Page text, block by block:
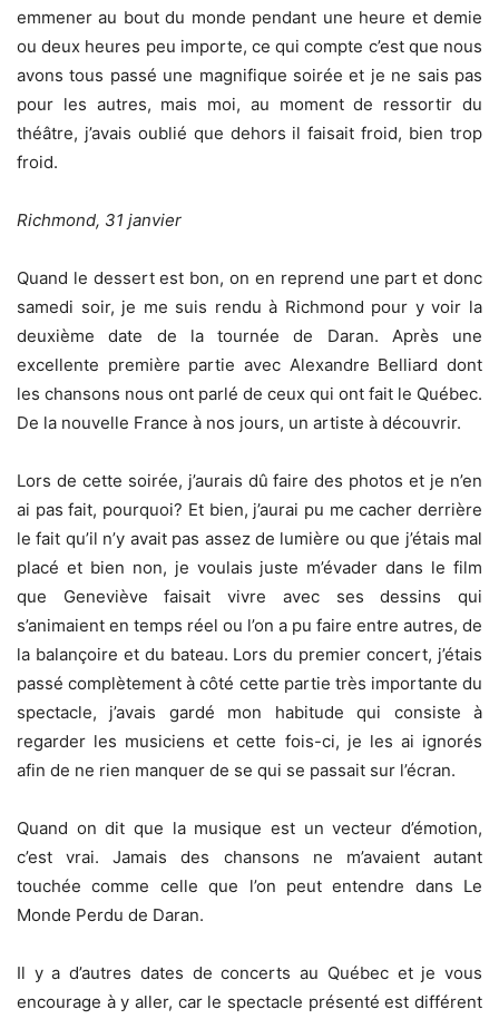
emmener au bout du monde pendant une heure et demie
ou deux heures peu importe, ce qui compte c’est que nous
avons tous passé une magnifique soirée et je ne sais pas
pour les autres, mais moi, au moment de ressortir du
théâtre, j’avais oublié que dehors il faisait froid, bien trop
froid.
Richmond, 31 janvier
Quand le dessert est bon, on en reprend une part et donc
samedi soir, je me suis rendu à Richmond pour y voir la
deuxième date de la tournée de Daran. Après une
excellente première partie avec Alexandre Belliard dont
les chansons nous ont parlé de ceux qui ont fait le Québec.
De la nouvelle France à nos jours, un artiste à découvrir.
Lors de cette soirée, j’aurais dû faire des photos et je n’en
ai pas fait, pourquoi? Et bien, j’aurai pu me cacher derrière
le fait qu’il n’y avait pas assez de lumière ou que j’étais mal
placé et bien non, je voulais juste m’évader dans le film
que Geneviève faisait vivre avec ses dessins qui
s’animaient en temps réel ou l’on a pu faire entre autres, de
la balançoire et du bateau. Lors du premier concert, j’étais
passé complètement à côté cette partie très importante du
spectacle, j’avais gardé mon habitude qui consiste à
regarder les musiciens et cette fois-ci, je les ai ignorés
afin de ne rien manquer de se qui se passait sur l’écran.
Quand on dit que la musique est un vecteur d’émotion,
c’est vrai. Jamais des chansons ne m’avaient autant
touchée comme celle que l’on peut entendre dans Le
Monde Perdu de Daran.
Il y a d’autres dates de concerts au Québec et je vous
encourage à y aller, car le spectacle présenté est différent